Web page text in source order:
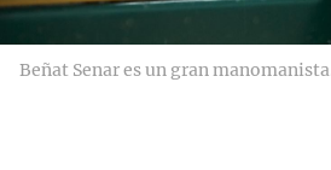
Beñat Senar es un gran